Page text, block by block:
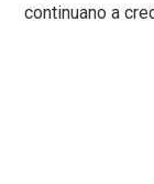
continuano a